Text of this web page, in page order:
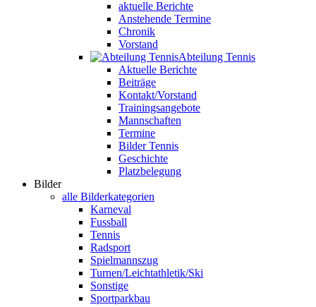
aktuelle Berichte
Anstehende Termine
Chronik
Vorstand
Abteilung Tennis
Aktuelle Berichte
Beiträge
Kontakt/Vorstand
Trainingsangebote
Mannschaften
Termine
Bilder Tennis
Geschichte
Platzbelegung
Bilder
alle Bilderkategorien
Karneval
Fussball
Tennis
Radsport
Spielmannszug
Turnen/Leichtathletik/Ski
Sonstige
Sportparkbau